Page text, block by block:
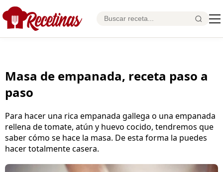
Masa de empanada, receta paso a
paso
Para hacer una rica empanada gallega o una empanada
rellena de tomate, atún y huevo cocido, tendremos que
saber cómo se hace la masa. De esta forma la puedes
hacer totalmente casera.